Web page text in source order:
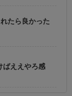
たら良かった
ばええやろ感